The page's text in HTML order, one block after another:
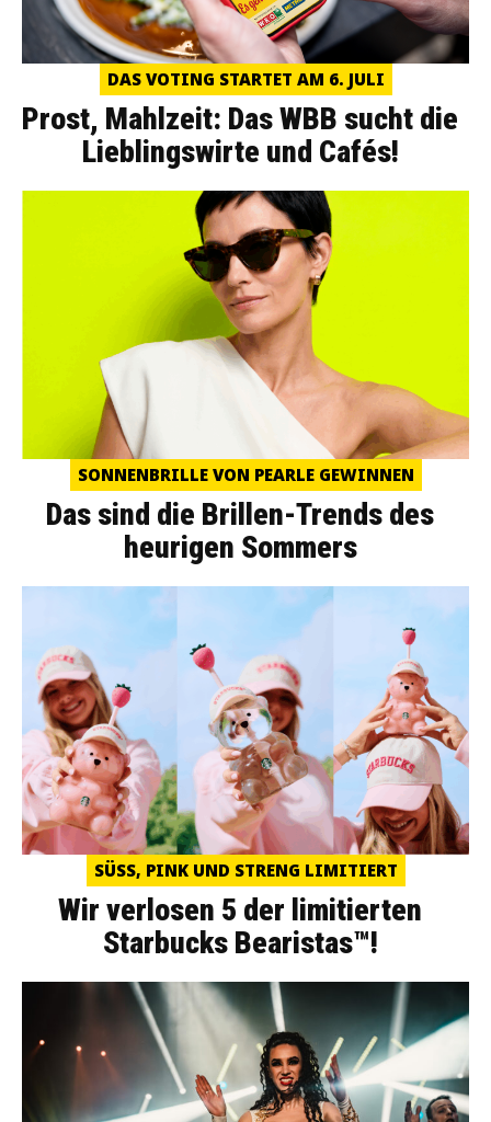
DAS VOTING STARTET AM 6. JULI
Prost, Mahlzeit: Das WBB sucht die
Lieblingswirte und Cafés!
SONNENBRILLE VON PEARLE GEWINNEN
Das sind die Brillen-Trends des
heurigen Sommers
SÜSS, PINK UND STRENG LIMITIERT
Wir verlosen 5 der limitierten
Starbucks Bearistas™!